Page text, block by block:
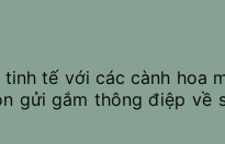
tế với các cành hoa
gửi gắm thông điệp về